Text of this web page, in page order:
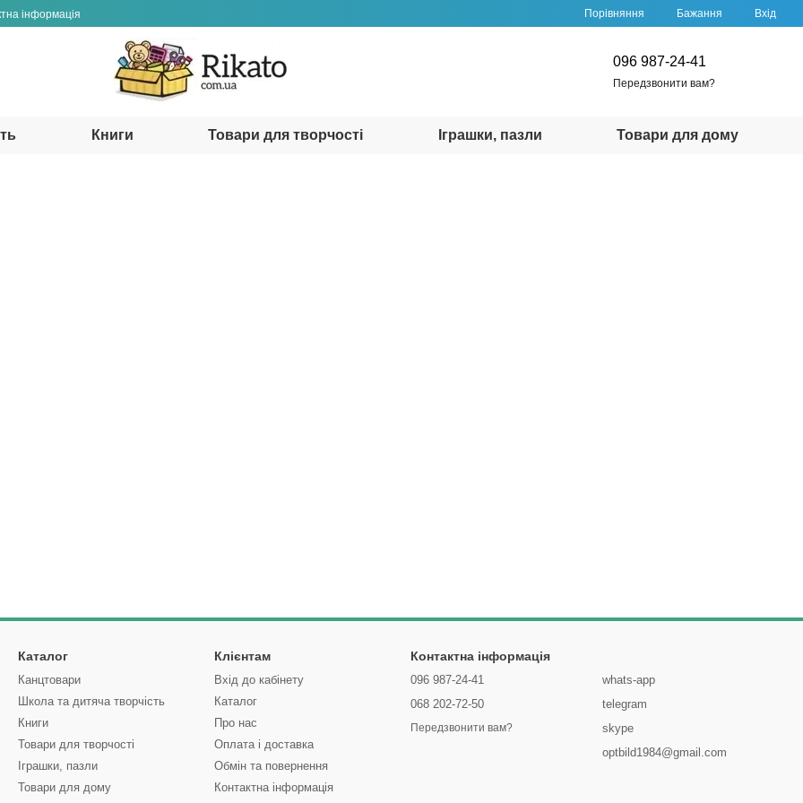
інформація Порівняння Бажання Вхід
096 987-24-41
Передзвонити вам?
Книги Товари для творчості Іграшки, пазли Товари для дому
Каталог
Канцтовари
Школа та дитяча творчість
Книги
Товари для творчості
Іграшки, пазли
Товари для дому
Клієнтам
Вхід до кабінету
Каталог
Про нас
Оплата і доставка
Обмін та повернення
Контактна інформація
Контактна інформація
096 987-24-41
068 202-72-50
Передзвонити вам?
whats-app
telegram
skype
optbild1984@gmail.com